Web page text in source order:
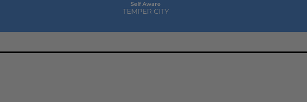
Self Aware
TEMPER CITY